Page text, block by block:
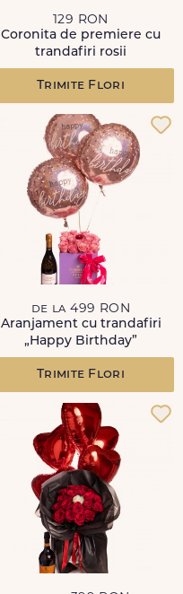
129 RON
Coronita de premiere cu
trandafiri rosii
Trimite Flori
de la 499 RON
Aranjament cu trandafiri
„Happy Birthday”
Trimite Flori